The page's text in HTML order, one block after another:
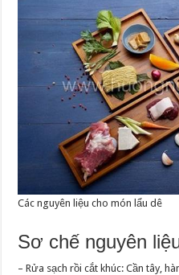
Các nguyên liệu cho món lẩu dê
Sơ chế nguyên
– Rửa sạch rồi cắt khúc: Cần tây,